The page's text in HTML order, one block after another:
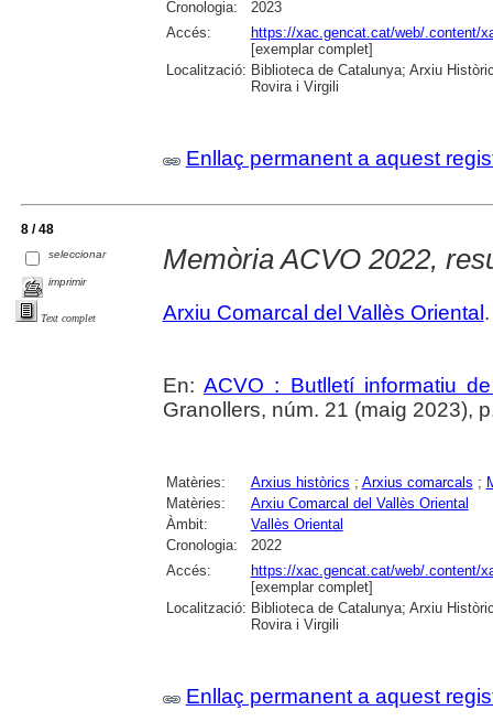
Cronologia:
2023
Accés:
https://xac.gencat.cat/web/.content/
[exemplar complet]
Localització: Biblioteca de Catalunya; Arxiu
Rovira i Virgili
Enllaç permanent a aquest
8 / 48
seleccionar
imprimir
Text complet
Memòria ACVO 2022,
Arxiu Comarcal del Vallès Oriental.
En: ACVO : Butlletí informatiu
Granollers, núm. 21 (maig 2023),
Matèries: Arxius històrics ; Arxius comarcals ;
Matèries:
Arxiu Comarcal del Vallès Oriental
Àmbit:
Vallès Oriental
Cronologia:
2022
Accés:
https://xac.gencat.cat/web/.content/
[exemplar complet]
Localització: Biblioteca de Catalunya; Arxiu
Rovira i Virgili
Enllaç permanent a aquest